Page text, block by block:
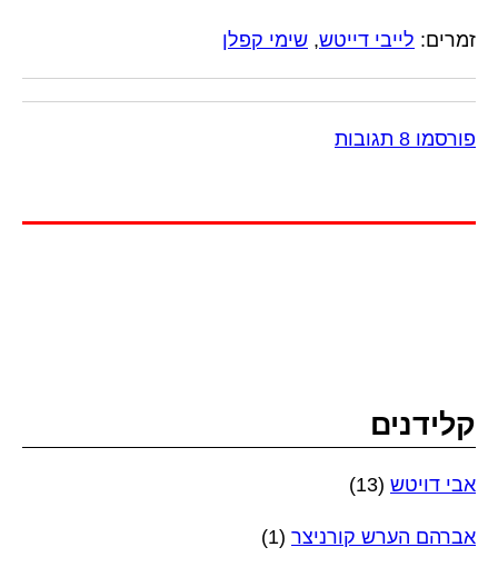
זמרים: לייבי דייטש, שימי קפלן
פורסמו 8 תגובות
קלידנים
אבי דויטש (13)
אברהם הערש קורניצר (1)